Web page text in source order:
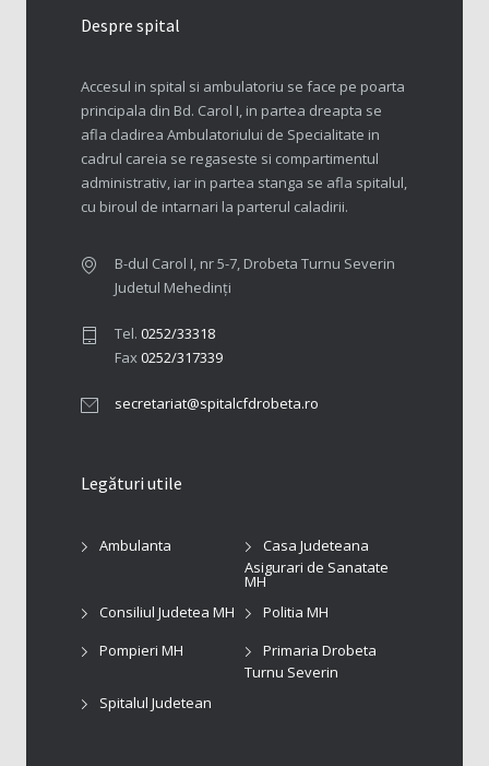
Despre spital
Accesul in spital si ambulatoriu se face pe poarta
principala din Bd. Carol I, in partea dreapta se
afla cladirea Ambulatoriului de Specialitate in
cadrul careia se regaseste si compartimentul
administrativ, iar in partea stanga se afla spitalul,
cu biroul de intarnari la parterul caladirii.
B-dul Carol I, nr 5-7, Drobeta Turnu Severin
Judetul Mehedinți
Tel. 0252/33318
Fax0252/317339
secretariat@spitalcfdrobeta.ro
Legături utile
Ambulanta
Casa Judeteana
Asigurari de Sanatate
MH
Consiliul Judetea MH
Politia MH
Pompieri MH
Primaria Drobeta
Turnu Severin
Spitalul Judetean